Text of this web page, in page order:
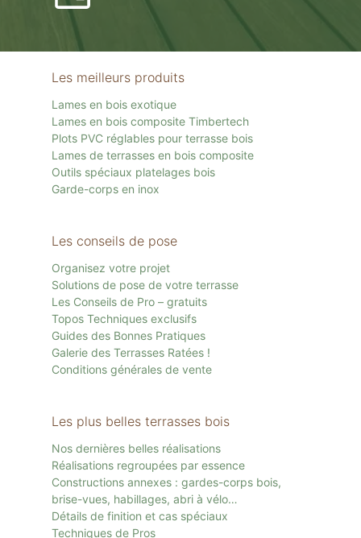
Les meilleurs produits
Lames en bois exotique
Lames en bois composite Timbertech
Plots PVC réglables pour terrasse bois
Lames de terrasses en bois composite
Outils spéciaux platelages bois
Garde-corps en inox
Les conseils de pose
Organisez votre projet
Solutions de pose de votre terrasse
Les Conseils de Pro – gratuits
Topos Techniques exclusifs
Guides des Bonnes Pratiques
Galerie des Terrasses Ratées !
Conditions générales de vente
Les plus belles terrasses bois
Nos dernières belles réalisations
Réalisations regroupées par essence
Constructions annexes : gardes-corps bois,
brise-vues, habillages, abri à vélo…
Détails de finition et cas spéciaux
Techniques de Pros